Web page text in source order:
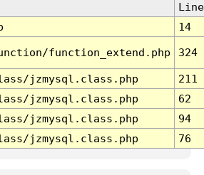
Line
14
function_extend.php 324
jzmysql.class.php
211
jzmysql.class.php
62
jzmysql.class.php
94
jzmysql.class.php 76